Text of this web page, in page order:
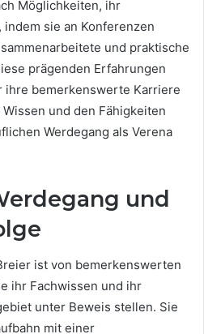
Möglichkeiten, ihr
sie an Konferenzen
und praktische
prägenden Erfahrungen
ihre bemerkenswerte Karriere
und den Fähigkeiten
Werdegang als Verena
und
ist von bemerkenswerten
ihr Fachwissen und ihr
unter Beweis stellen. Sie
mit einer